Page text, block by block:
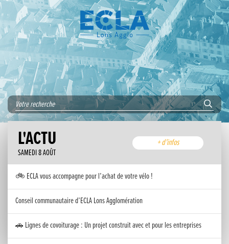
L'ACTU
SAMEDI 8 AOÛT
+ d'infos
🚲 ECLA vous accompagne pour l’achat de votre vélo !
Conseil communautaire d’ECLA Lons Agglomération
🚗 Lignes de covoiturage : Un projet construit avec et pour les entreprises